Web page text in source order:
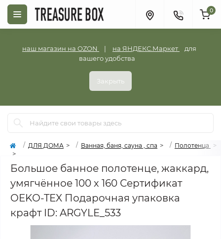
наш магазин на OZON | на ЯНДЕКС.Маркет
для
вашего удобства
Закрыть
0
ДЛЯ ДОМА Ванная, баня, сауна , спа Полотенца
Большое банное полотенце, жаккард,
умягчённое 100 х 160 Сертификат
OEKO-TEX Подарочная упаковка
крафт ID: ARGYLE_533